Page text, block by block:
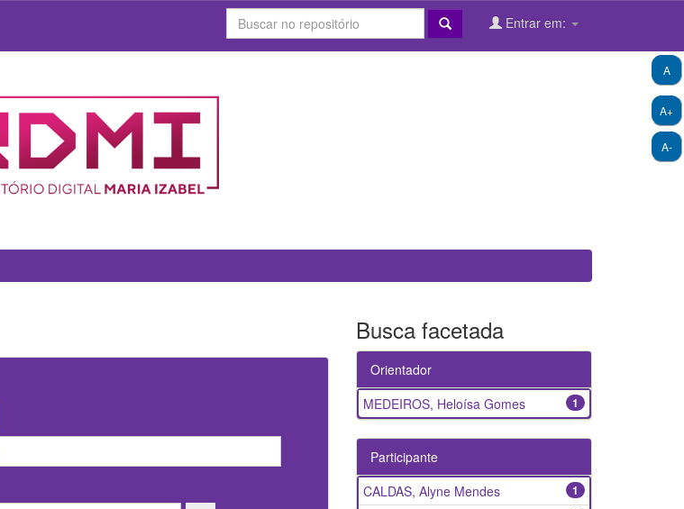
Entrar em:
A+
A-
A
Busca facetada
Orientador
1
MEDEIROS, Heloísa Gomes
Participante
1
CALDAS, Alyne Mendes